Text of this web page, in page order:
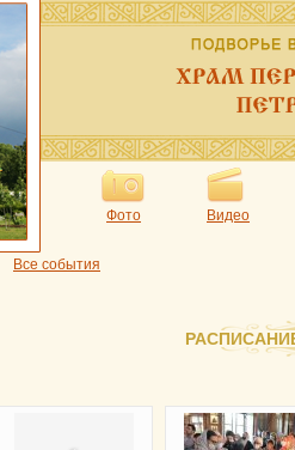
Фото Видео
Все события